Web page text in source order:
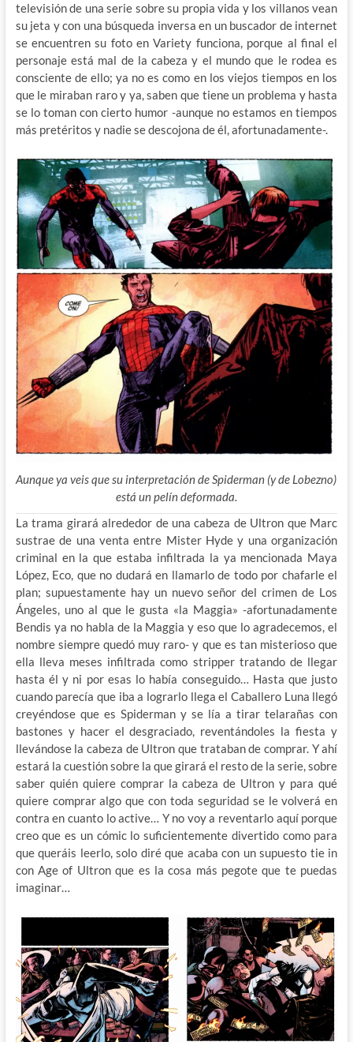
televisión de una serie sobre su propia vida y los villanos vean
su jeta y con una búsqueda inversa en un buscador de internet
se encuentren su foto en Variety funciona, porque al final el
personaje está mal de la cabeza y el mundo que le rodea es
consciente de ello; ya no es como en los viejos tiempos en los
que le miraban raro y ya, saben que tiene un problema y hasta
se lo toman con cierto humor -aunque no estamos en tiempos
más pretéritos y nadie se descojona de él, afortunadamente-.
Aunque ya veis que su interpretación de Spiderman (y de Lobezno)
está un pelín deformada.
La trama girará alrededor de una cabeza de Ultron que Marc
sustrae de una venta entre Mister Hyde y una organización
criminal en la que estaba infiltrada la ya mencionada Maya
López, Eco, que no dudará en llamarlo de todo por chafarle el
plan; supuestamente hay un nuevo señor del crimen de Los
Ángeles, uno al que le gusta «la Maggia» -afortunadamente
Bendis ya no habla de la Maggia y eso que lo agradecemos, el
nombre siempre quedó muy raro- y que es tan misterioso que
ella lleva meses infiltrada como stripper tratando de llegar
hasta él y ni por esas lo había conseguido… Hasta que justo
cuando parecía que iba a lograrlo llega el Caballero Luna llegó
creyéndose que es Spiderman y se lía a tirar telarañas con
bastones y hacer el desgraciado, reventándoles la fiesta y
llevándose la cabeza de Ultron que trataban de comprar. Y ahí
estará la cuestión sobre la que girará el resto de la serie, sobre
saber quién quiere comprar la cabeza de Ultron y para qué
quiere comprar algo que con toda seguridad se le volverá en
contra en cuanto lo active… Y no voy a reventarlo aquí porque
creo que es un cómic lo suficientemente divertido como para
que queráis leerlo, solo diré que acaba con un supuesto tie in
con Age of Ultron que es la cosa más pegote que te puedas
imaginar…